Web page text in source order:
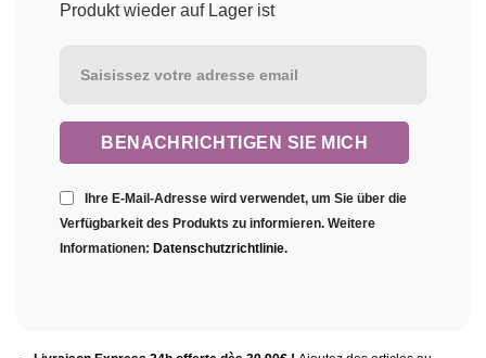
Produkt wieder auf Lager ist
Ihre E-Mail-Adresse wird verwendet, um Sie über die
Verfügbarkeit des Produkts zu informieren. Weitere
Informationen: Datenschutzrichtlinie.